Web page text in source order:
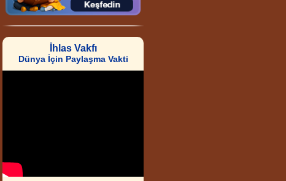
İhlas Vakfı
Dünya İçin Paylaşma Vakti